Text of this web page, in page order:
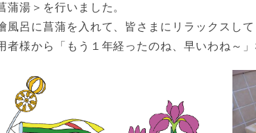
蒲湯＞を行いました。
風呂に菖蒲を入れて、皆さまにリラックスし
者様から「もう１年経ったのね、早いわね～